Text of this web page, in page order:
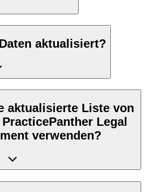
aktualisiert?
aktualisierte Liste von
Legal
verwenden?